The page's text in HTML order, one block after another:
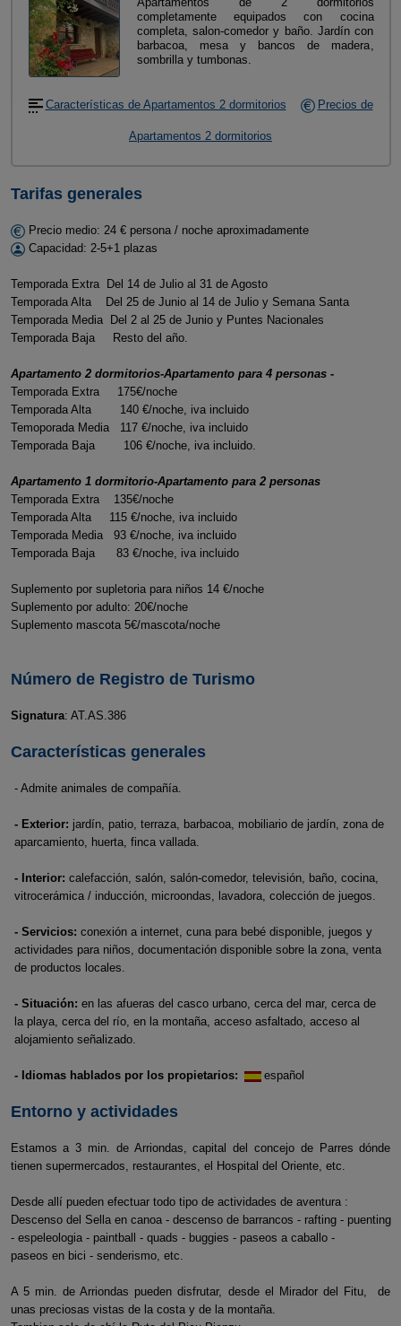
completamente equipados con cocina
completa, salon-comedor y baño. Jardín con
barbacoa, mesa y bancos de madera,
sombrilla y tumbonas.
Características de Apartamentos 2 dormitorios Precios de
Apartamentos 2 dormitorios
Tarifas generales
Precio medio: 24 € persona / noche aproximadamente
Capacidad: 2-5+1 plazas
Temporada Extra Del 14 de Julio al 31 de Agosto
Temporada Alta Del 25 de Junio al 14 de Julio y Semana Santa
Temporada Media Del 2 al 25 de Junio y Puntes Nacionales
Temporada Baja Resto del año.
Apartamento 2 dormitorios-Apartamento para 4 personas -
Temporada Extra 175€/noche
Temporada Alta 140 €/noche, iva incluido
Temoporada Media 117 €/noche, iva incluido
Temporada Baja 106 €/noche, iva incluido.
Apartamento 1 dormitorio-Apartamento para 2 personas
Temporada Extra 135€/noche
Temporada Alta 115 €/noche, iva incluido
Temporada Media 93 €/noche, iva incluido
Temporada Baja 83 €/noche, iva incluido
Suplemento por supletoria para niños 14 €/noche
Suplemento por adulto: 20€/noche
Suplemento mascota 5€/mascota/noche
Número de Registro de Turismo
Signatura: AT.AS.386
Características generales
- Admite animales de compañía.
- Exterior: jardín, patio, terraza, barbacoa, mobiliario de jardín, zona de
aparcamiento, huerta, finca vallada.
- Interior: calefacción, salón, salón-comedor, televisión, baño, cocina,
vitrocerámica / inducción, microondas, lavadora, colección de juegos.
- Servicios: conexión a internet, cuna para bebé disponible, juegos y
actividades para niños, documentación disponible sobre la zona, venta
de productos locales.
- Situación: en las afueras del casco urbano, cerca del mar, cerca de
la playa, cerca del río, en la montaña, acceso asfaltado, acceso al
alojamiento señalizado.
- Idiomas hablados por los propietarios: español
Entorno y actividades
Estamos a 3 min. de Arriondas, capital del concejo de Parres dónde
tienen supermercados, restaurantes, el Hospital del Oriente, etc.
Desde allí pueden efectuar todo tipo de actividades de aventura :
Descenso del Sella en canoa - descenso de barrancos - rafting - puenting
- espeleologia - paintball - quads - buggies - paseos a caballo -
paseos en bici - senderismo, etc.
A 5 min. de Arriondas pueden disfrutar, desde el Mirador del Fitu, de
unas preciosas vistas de la costa y de la montaña.